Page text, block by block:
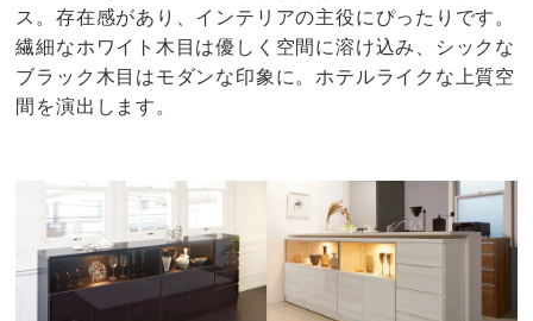
ス。存在感があり、インテリアの主役にぴったりです。
繊細なホワイト木目は優しく空間に溶け込み、シックな
ブラック木目はモダンな印象に。ホテルライクな上質空
間を演出します。